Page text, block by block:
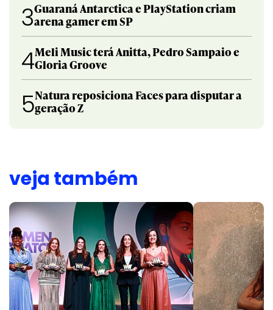
3Guaraná Antarctica e PlayStation criam
arena gamer em SP
4Meli Music terá Anitta, Pedro Sampaio e
Gloria Groove
5Natura reposiciona Faces para disputar a
geração Z
veja também